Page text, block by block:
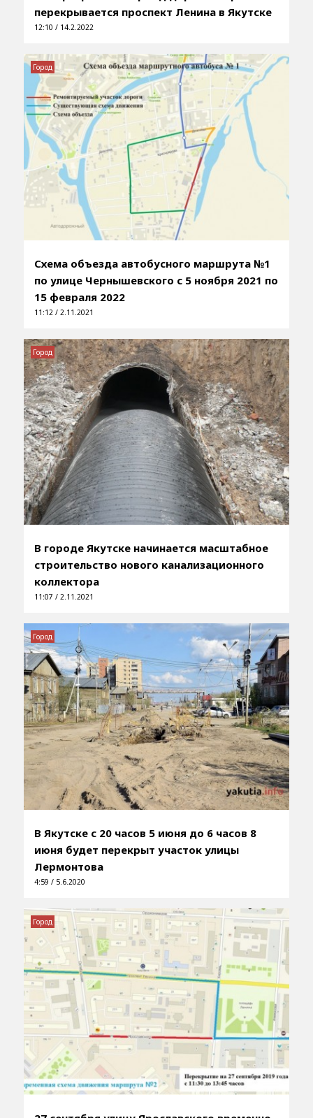
перекрывается проспект Ленина в Якутске
12:10 / 14.2.2022
Схема объезда автобусного маршрута №1
по улице Чернышевского с 5 ноября 2021 по
15 февраля 2022
11:12 / 2.11.2021
Город
В городе Якутске начинается масштабное
строительство нового канализационного
коллектора
11:07 / 2.11.2021
Город
В Якутске с 20 часов 5 июня до 6 часов 8
июня будет перекрыт участок улицы
Лермонтова
4:59 / 5.6.2020
Город
Город